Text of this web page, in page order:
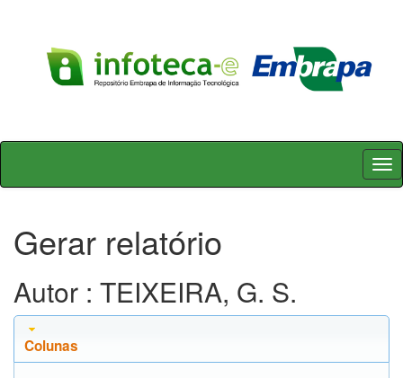
Skip
Gerar relatório
Autor : TEIXEIRA, G. S.
Colunas